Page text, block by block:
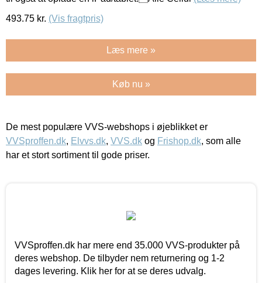
493.75 kr. (Vis fragtpris)
Læs mere »
Køb nu »
De mest populære VVS-webshops i øjeblikket er
VVSproffen.dk, Elvvs.dk, VVS.dk og Frishop.dk, som alle
har et stort sortiment til gode priser.
VVSproffen.dk har mere end 35.000 VVS-produkter på
deres webshop. De tilbyder nem returnering og 1-2
dages levering. Klik her for at se deres udvalg.